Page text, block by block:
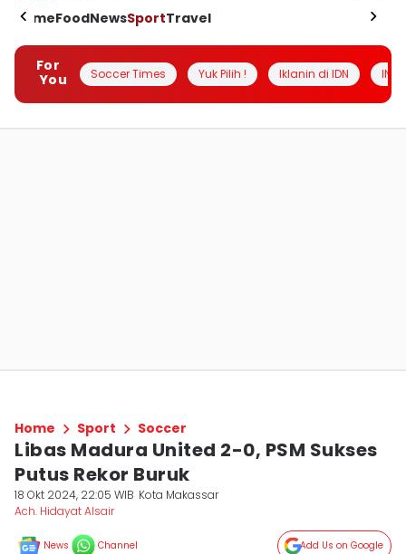
HomeFoodNewsSportTravel
For
You
Soccer Times Yuk Pilih ! Iklanin di IDN
Home Sport Soccer
Libas Madura United 2-0, PSM Sukses
Putus Rekor Buruk
18 Okt 2024, 22:05 WIB Kota Makassar
Ach. Hidayat Alsair
News Channel Add Us on Google